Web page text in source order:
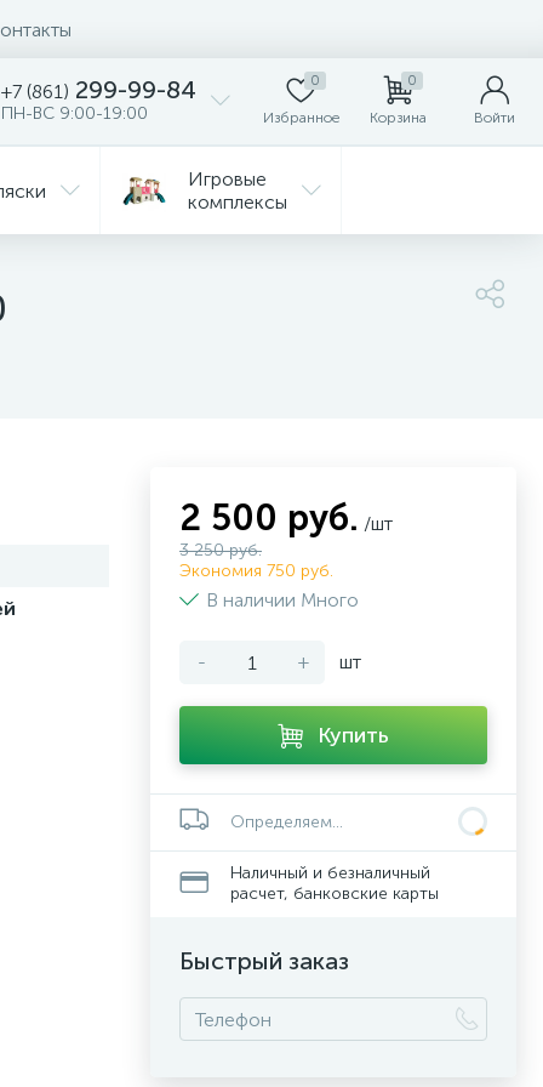
+7 (861) 299-99-84
ПН-ВС 9:00-19:00
0
Избранное
0
Корзина Войти
Игровые
комплексы
2 500 руб. /шт
3 250 руб.
Экономия 750 руб.
В наличии Много
- + шт
Купить
Определяем...
Наличный и безналичный
расчет, банковские карты
Быстрый заказ